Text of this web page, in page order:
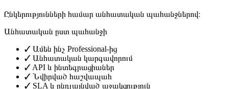
Ընկերությունների համար անհատական պահանջներով։
Անհատական ըստ պահանջի
✓ Ամեն ինչ Professional-ից
✓ Անհատական կարգավորում
✓ API և ինտեգրացիաներ
✓ Նվիրված հաշվապահ
✓ SLA և ընդլայնված աջակցություն